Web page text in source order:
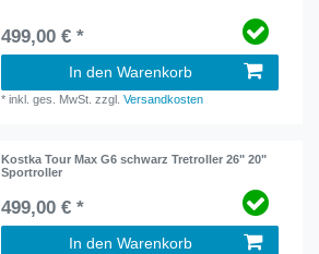
499,00 € *
In den Warenkorb
*inkl. ges. MwSt. zzgl.Versandkosten
Kostka Tour Max G6 schwarz Tretroller 26" 20"
Sportroller
499,00 € *
In den Warenkorb